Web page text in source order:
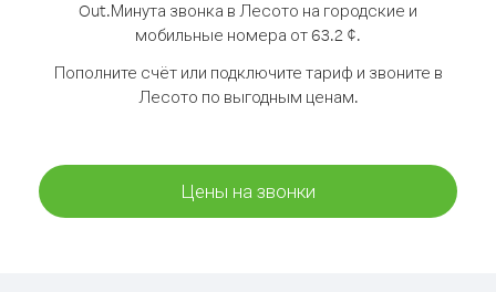
Out.Минута звонка в Лесото на городские и
мобильные номера от 63.2 ¢.
Пополните счёт или подключите тариф и звоните в
Лесото по выгодным ценам.
Цены на звонки